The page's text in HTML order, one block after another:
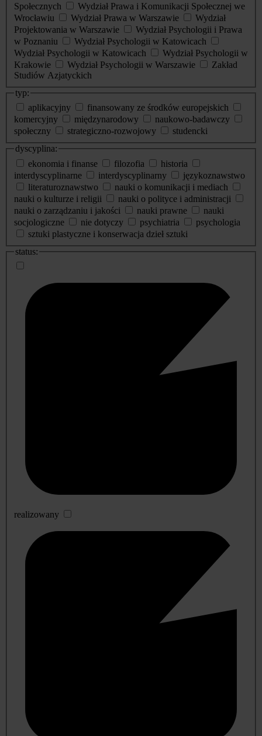
Społecznych
Wydział Prawa i Komunikacji Społecznej we
Wrocławiu
Wydział Prawa w Warszawie
Wydział
Projektowania w Warszawie
Wydział Psychologii i Prawa
w Poznaniu
Wydział Psychologii w Katowicach
Wydział Psychologii w Katowicach
Wydział Psychologii w
Krakowie
Wydział Psychologii w Warszawie
Zakład
Studiów Azjatyckich
typ:
aplikacyjny
finansowany ze środków europejskich
komercyjny
międzynarodowy
naukowo-badawczy
społeczny
strategiczno-rozwojowy
studencki
dyscyplina:
ekonomia i finanse
filozofia
historia
interdyscyplinarne
interdyscyplinarny
językoznawstwo
literaturoznawstwo
nauki o komunikacji i mediach
nauki o kulturze i religii
nauki o polityce i administracji
nauki o zarządzaniu i jakości
nauki prawne
nauki
socjologiczne
nie dotyczy psychiatria
psychologia
sztuki plastyczne i konserwacja dzieł sztuki
status:
realizowany